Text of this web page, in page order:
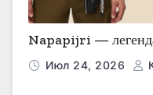
Napapijri —
Июл 24, 2026